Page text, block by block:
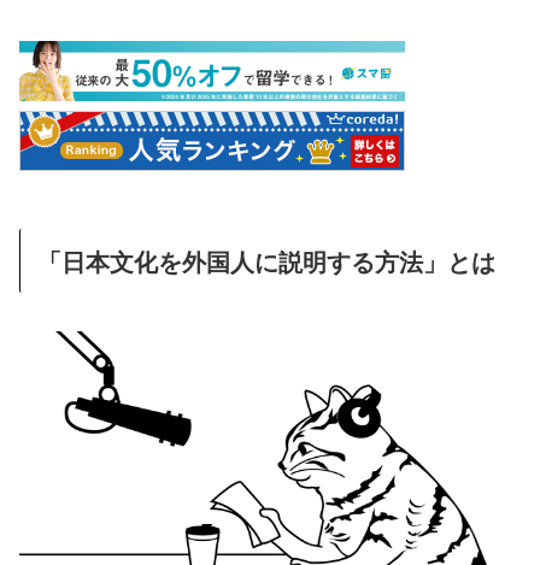
「日本文化を外国人に説明する方法」とは